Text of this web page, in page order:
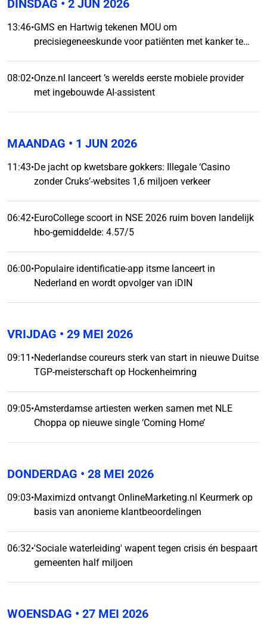
DINSDAG • 2 JUN 2026
13:46•GMS en Hartwig tekenen MOU om
precisiegeneeskunde voor patiënten met kanker te
08:02•Onze.nl lanceert ’s werelds eerste mobiele provider
met ingebouwde AI-assistent
MAANDAG • 1 JUN 2026
11:43•De jacht op kwetsbare gokkers: Illegale ‘Casino
zonder Cruks’-websites 1,6 miljoen verkeer
06:42•EuroCollege scoort in NSE 2026 ruim boven landelijk
hbo-gemiddelde: 4.57/5
06:00•Populaire identificatie-app itsme lanceert in
Nederland en wordt opvolger van iDIN
VRIJDAG • 29 MEI 2026
09:11 •Nederlandse coureurs sterk van start in nieuwe Duitse
TGP-meisterschaft op Hockenheimring
09:05•Amsterdamse artiesten werken samen met NLE
Choppa op nieuwe single ‘Coming Home’
DONDERDAG • 28 MEI 2026
09:03•Maximizd ontvangt OnlineMarketing.nl Keurmerk op
basis van anonieme klantbeoordelingen
06:32•'Sociale waterleiding' wapent tegen crisis én bespaart
gemeenten half miljoen
WOENSDAG • 27 MEI 2026